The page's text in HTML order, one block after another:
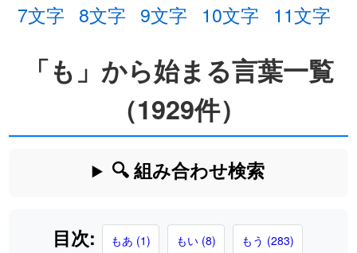
7文字 8文字 9文字 10文字 11文字
「も」から始まる言葉一覧
（1929件）
🔍 組み合わせ検索
目次: もあ (1) もい (8) もう (283)